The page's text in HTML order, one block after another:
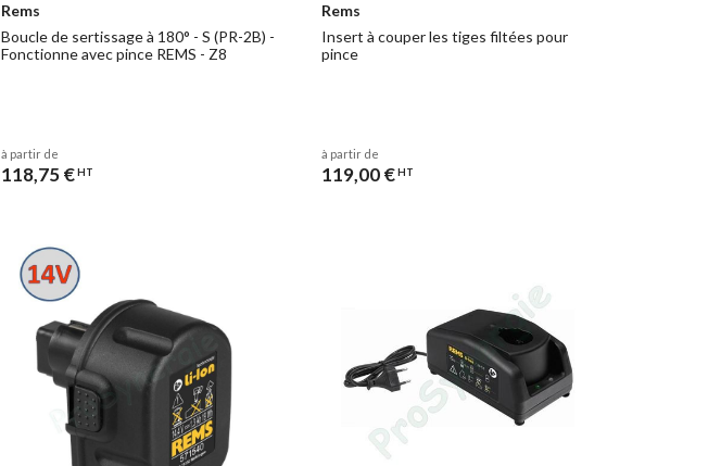
Rems
Boucle de sertissage à 180° - S (PR-2B) -
Fonctionne avec pince REMS - Z8
à partir de
118,75 €HT
Rems
Insert à couper les tiges filtées pour
pince
à partir de
119,00 €HT